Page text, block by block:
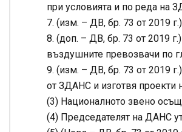
при условията и по реда на
7. (изм. – ДВ, бр. 73 от 2019
8. (доп. – ДВ, бр. 73 от 2019
въздушните превозвачи по
9. (изм. – ДВ, бр. 73 от 2019
от ЗДАНС и изготвя проекти
(3) Националното звено
(4) Председателят на ДАНС